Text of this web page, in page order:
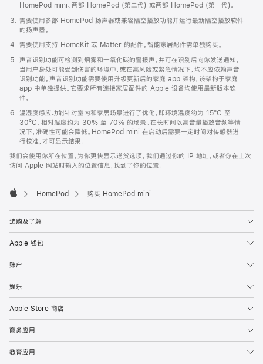
开)
HomePod mini、两部 HomePod (第二代) 或两部 HomePod (第一代)。
需要使用多部 HomePod 扬声器或兼容隔空播放功能并运行最新隔空播放软件
的扬声器。
需要使用支持 HomeKit 或 Matter 的配件。智能家居配件需单独购买。
声音识别功能可检测到烟雾和一氧化碳的警报声，并可在识别后向你发送通知。
当用户身处可能受到伤害的环境中，或在高风险或紧急情况下，均不应依赖声音
识别功能。声音识别功能需要使用升级更新后的家庭 app 架构，该架构于家庭
app 中单独提供。它要求所有连接家居配件的 Apple 设备均使用最新版本软
件。
温湿度感应功能针对室内和家居场景进行了优化，即环境温度约为 15ºC 至
30ºC、相对湿度约为 30% 至 70% 的场景。在长时间以高音量播放音频等情
况下，准确性可能会降低。HomePod mini 在启动后需要一定时间对传感器进
行校准，才可显示结果。
我们会使用你所在位置，为你更快显示送货选项。我们通过你的 IP 地址，或者你在上次
访问 Apple 网站时输入的位置信息，找到了你的位置。
HomePod 购买 HomePod mini
选购及了解
Apple 钱包
账户
娱乐
Apple Store 商店
商务应用
教育应用